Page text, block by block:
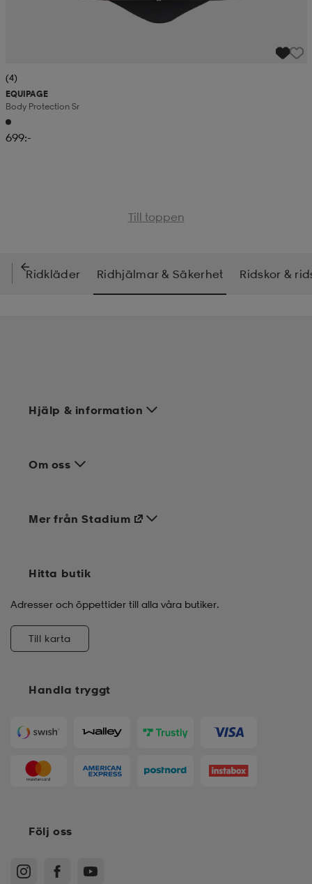
(4)
EQUIPAGE
Body Protection Sr
699:-
Till toppen
Ridkläder Ridhjälmar & Säkerhet Ridskor &
Hjälp & information
Om oss
Handla tryggt
Mer från Stadium
Hitta butik
Adresser och öppettider till alla våra butiker.
Till karta
Följ oss